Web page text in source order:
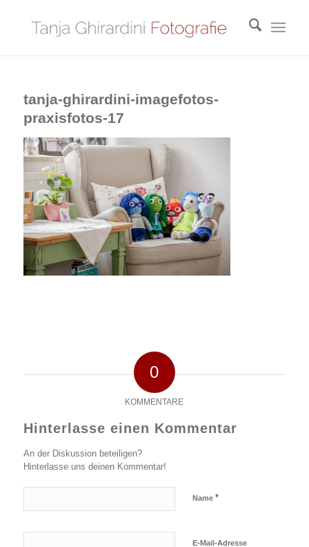
tanja-ghirardini-imagefotos-
praxisfotos-17
0
KOMMENTARE
Hinterlasse einen Kommentar
An der Diskussion beteiligen?
Hinterlasse uns deinen Kommentar!
Name *
E-Mail-Adresse